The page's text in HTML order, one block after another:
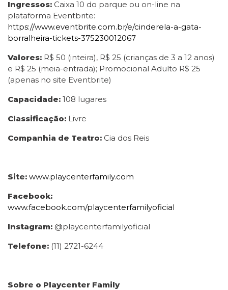
Ingressos: Caixa 10 do parque ou on-line na
plataforma Eventbrite:
https://www.eventbrite.com.br/e/cinderela-a-gata-
borralheira-tickets-375230012067
Valores: R$ 50 (inteira), R$ 25 (crianças de 3 a 12 anos)
e R$ 25 (meia-entrada); Promocional Adulto R$ 25
(apenas no site Eventbrite)
Capacidade: 108 lugares
Classificação: Livre
Companhia de Teatro: Cia dos Reis
Site: www.playcenterfamily.com
Facebook:
www.facebook.com/playcenterfamilyoficial
Instagram: @playcenterfamilyoficial
Telefone: (11) 2721-6244
Sobre o Playcenter Family